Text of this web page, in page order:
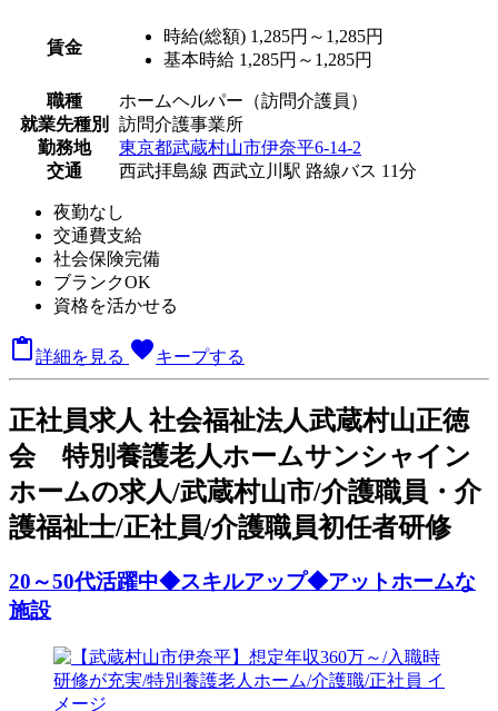
賃金
時給(総額) 1,285円～1,285円
基本時給 1,285円～1,285円
職種
ホームヘルパー（訪問介護員）
就業先種別
訪問介護事業所
勤務地
東京都武蔵村山市伊奈平6-14-2
交通
西武拝島線 西武立川駅 路線バス 11分
夜勤なし
交通費支給
社会保険完備
ブランクOK
資格を活かせる
 詳細を見る favoriteキープする
正社員求人 社会福祉法人武蔵村山正徳
会 特別養護老人ホームサンシャイン
ホームの求人/武蔵村山市/介護職員・介
護福祉士/正社員/介護職員初任者研修
20～50代活躍中◆スキルアップ◆アットホームな
施設